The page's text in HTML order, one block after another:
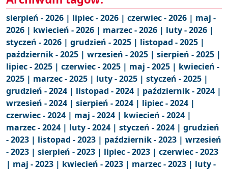
sierpień - 2026 | lipiec - 2026 | czerwiec - 2026 | maj -
2026 | kwiecień - 2026 | marzec - 2026 | luty - 2026 |
styczeń - 2026 | grudzień - 2025 | listopad - 2025 |
październik - 2025 | wrzesień - 2025 | sierpień - 2025 |
lipiec - 2025 | czerwiec - 2025 | maj - 2025 | kwiecień -
2025 | marzec - 2025 | luty - 2025 | styczeń - 2025 |
grudzień - 2024 | listopad - 2024 | październik - 2024 |
wrzesień - 2024 | sierpień - 2024 | lipiec - 2024 |
czerwiec - 2024 | maj - 2024 | kwiecień - 2024 |
marzec - 2024 | luty - 2024 | styczeń - 2024 | grudzień
- 2023 | listopad - 2023 | październik - 2023 | wrzesień
- 2023 | sierpień - 2023 | lipiec - 2023 | czerwiec - 2023
| maj - 2023 | kwiecień - 2023 | marzec - 2023 | luty -